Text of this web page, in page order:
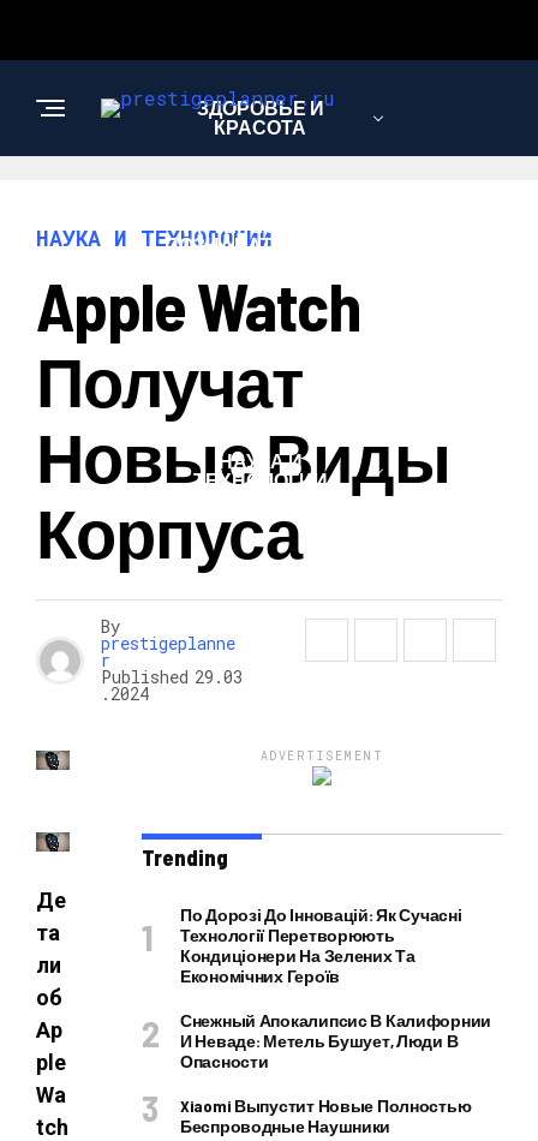
ЗДОРОВЬЕ И
КРАСОТА
ИНТЕРЕСНОЕ И
ПОЗНАВАТЕЛЬНОЕ
НАУКА И
ТЕХНОЛОГИИ
НОВОСТИ
НАУКА И ТЕХНОЛОГИИ
Apple Watch
Получат
Новые Виды
Корпуса
By
prestigeplanne
r
Published 29.03
.2024
Де
та
ли
об
Ap
ple
Wa
tch
ADVERTISEMENT
Trending
По Дорозі До Інновацій: Як Сучасні
Технології Перетворюють
Кондиціонери На Зелених Та
Економічних Героїв
Снежный Апокалипсис В Калифорнии
И Неваде: Метель Бушует, Люди В
Опасности
Xiaomi Выпустит Новые Полностью
Беспроводные Наушники